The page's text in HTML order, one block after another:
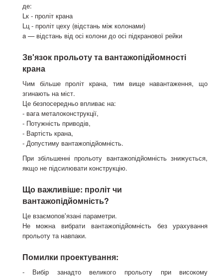
де:
Lк - проліт крана
Lц - проліт цеху (відстань між колонами)
a — відстань від осі колони до осі підкранової рейки
Зв'язок прольоту та вантажопідйомності
крана
Чим більше проліт крана, тим вище навантаження, що
згинають на міст.
Це безпосередньо впливає на:
- вага металоконструкції,
- Потужність приводів,
- Вартість крана,
- Допустиму вантажопідйомність.
При збільшенні прольоту вантажопідйомність знижується,
якщо не підсилювати конструкцію.
Що важливіше: проліт чи
вантажопідйомність?
Це взаємопов'язані параметри.
Не можна вибрати вантажопідйомність без урахування
прольоту та навпаки.
Помилки проектування:
- Вибір занадто великого прольоту при високому